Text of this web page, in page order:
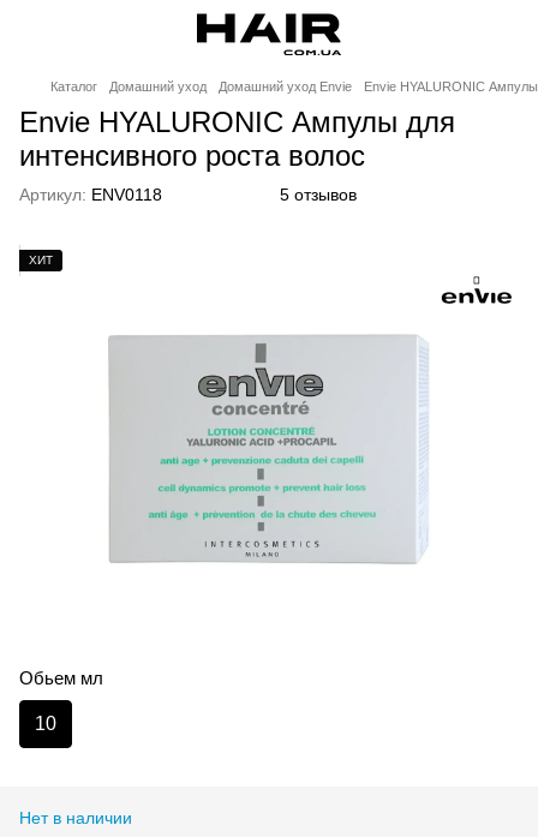
Каталог Домашний уход Домашний уход Envie Envie HYALURONIC
Envie HYALURONIC Ампулы для
интенсивного роста волос
Артикул: ENV0118 5 отзывов
ХИТ
Обьем мл
10
Нет в наличии